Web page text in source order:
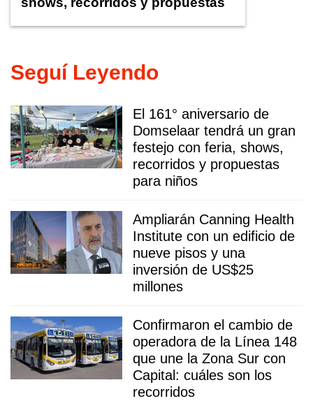
Seguí Leyendo
El 161° aniversario de
Domselaar tendrá un gran
festejo con feria, shows,
recorridos y propuestas
para niños
Ampliarán Canning Health
Institute con un edificio de
nueve pisos y una
inversión de US$25
millones
Confirmaron el cambio de
operadora de la Línea 148
que une la Zona Sur con
Capital: cuáles son los
recorridos